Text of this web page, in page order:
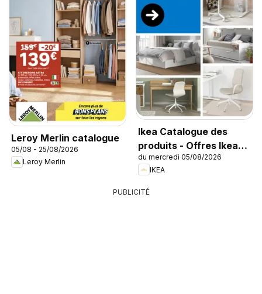
Leroy Merlin catalogue
05/08 - 25/08/2026
Leroy Merlin
Ikea Catalogue des
produits - Offres Ikea
Family
du mercredi 05/08/2026
IKEA
PUBLICITÉ